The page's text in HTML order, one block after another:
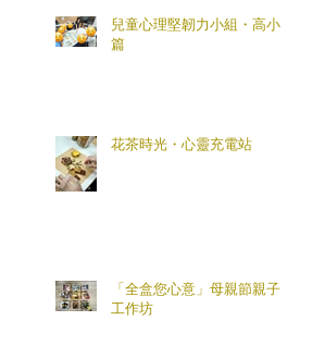
兒童心理堅韌力小組・高小
篇
花茶時光・心靈充電站
「全盒您心意」母親節親子
工作坊